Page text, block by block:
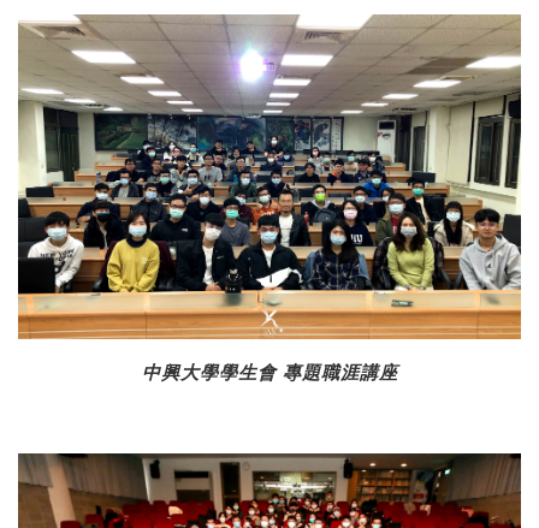
中興大學學生會 專題職涯講座